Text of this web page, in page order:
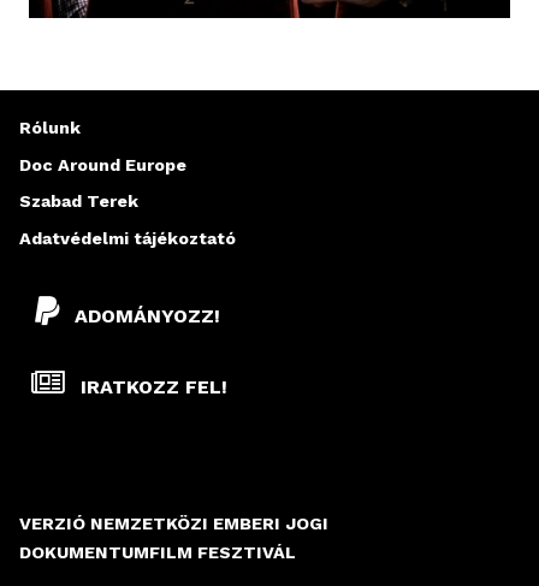
VERZIÓ NEMZETKÖZI EMBERI JOGI
DOKUMENTUMFILM FESZTIVÁL
ADOMÁNYOZZ!
IRATKOZZ FEL!
Rólunk
Doc Around Europe
Szabad Terek
Adatvédelmi tájékoztató